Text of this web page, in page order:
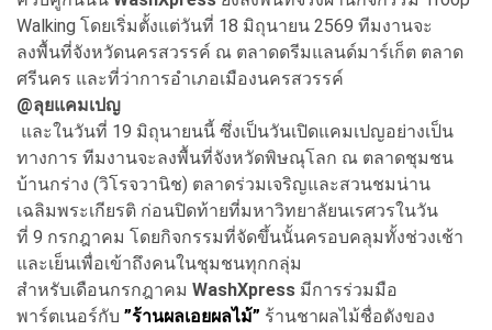
Walking โดยเริ่มตั้งแต่วันที่ 18 มิถุนายน 2569 ทีมงานจะ
ลงพื้นที่จังหวัดนครสวรรค์ ณ ตลาดดรีมแลนด์มาร์เก็ต ตลาด
ศรีนคร และที่ว่าการอำเภอเมืองนครสวรรค์
@ลุยแคมเปญ
และในวันที่ 19 มิถุนายนนี้ ซึ่งเป็นวันเปิดแคมเปญอย่างเป็น
ทางการ ทีมงานจะลงพื้นที่จังหวัดพิษณุโลก ณ ตลาดชุมชน
บ้านกร่าง (วิโรจวานิช) ตลาดร่วมเจริญและสวนชมน่าน
เฉลิมพระเกียรติ ก่อนปิดท้ายที่มหาวิทยาลัยนเรศวรในวัน
ที่ 9 กรกฎาคม โดยกิจกรรมที่จัดขึ้นนั้นครอบคลุมทั้งช่วงเช้า
และเย็นเพื่อเข้าถึงคนในชุมชนทุกกลุ่ม
สำหรับเดือนกรกฎาคม WashXpress มีการร่วมมือ
พาร์ตเนอร์กับ ”ร้านผลเอยผลไม้” ร้านชาผลไม้ชื่อดังของ